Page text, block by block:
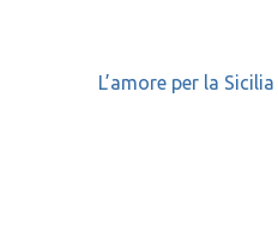
L’amore per la